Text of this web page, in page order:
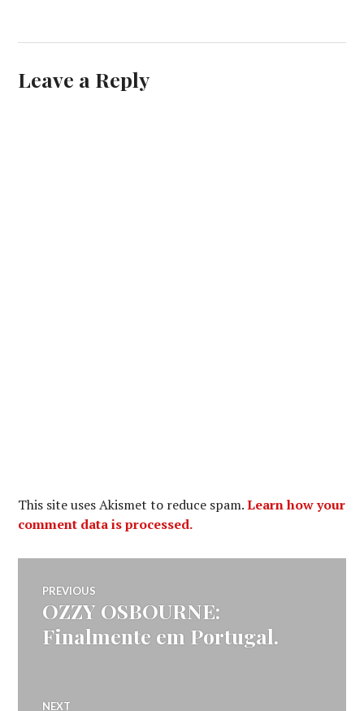
Leave a Reply
This site uses Akismet to reduce spam.Learn how your
comment data is processed.
Navegação
de
PREVIOUS
Previous
post:
OZZY OSBOURNE:
Finalmente em Portugal.
NEXT